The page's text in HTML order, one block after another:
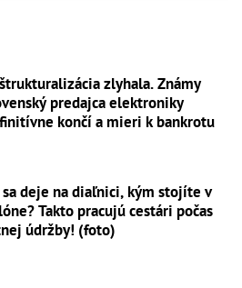
zlyhala. Známy
predajca elektroniky
končí a mieri k bankrotu
sa deje na diaľnici, kým stojíte v
Takto pracujú cestári počas
údržby! (foto)